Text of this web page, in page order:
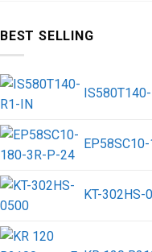
BEST SELLING
KT-302HS-